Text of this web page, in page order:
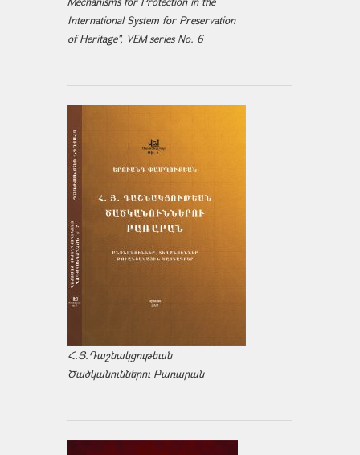
International System for Preservation
of Heritage", VEM series No. 6
Հ.Յ.Դաշնակցութեան
Ծածկանուններու Բառարան